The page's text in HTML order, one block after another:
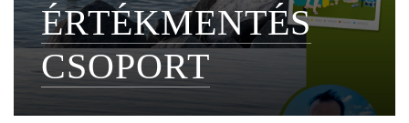
ÉRTÉKMENTÉS
CSOPORT